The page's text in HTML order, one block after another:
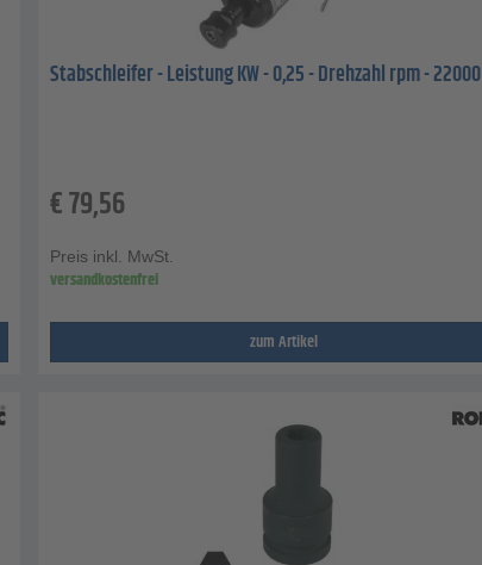
Stabschleifer - Leistung KW - 0,25 - Drehzahl rpm - 22000
€79,56
Preis inkl. MwSt.
versandkostenfrei
zum Artikel